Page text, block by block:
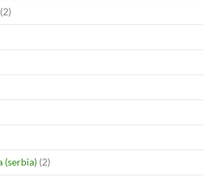
(2)
(serbia) (2)